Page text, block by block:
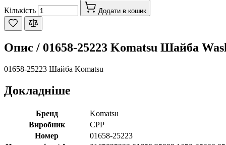
Кількість Додати в кошик
Опис / 01658-25223 Komatsu Шайба
01658-25223 Шайба Komatsu
Докладніше
Бренд
Komatsu
Виробник
CPP
Номер
01658-25223